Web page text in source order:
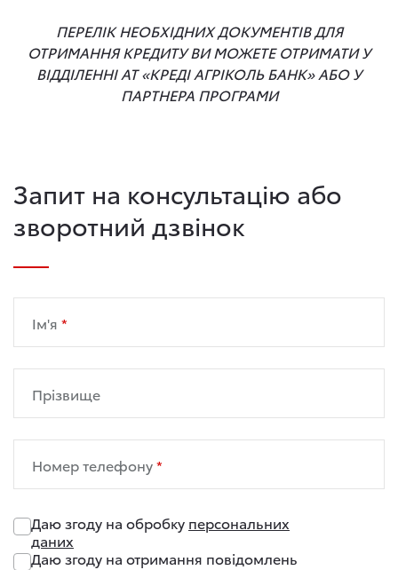
ПЕРЕЛІК НЕОБХІДНИХ ДОКУМЕНТІВ ДЛЯ
ОТРИМАННЯ КРЕДИТУ ВИ МОЖЕТЕ ОТРИМАТИ У
ВІДДІЛЕННІ АТ «КРЕДІ АГРІКОЛЬ БАНК» АБО У
ПАРТНЕРА ПРОГРАМИ
Запит на консультацію або
зворотний дзвінок
Ім'я
Прізвище
Номер телефону
Даю згоду на обробку персональних
даних
Даю згоду на отримання повідомлень